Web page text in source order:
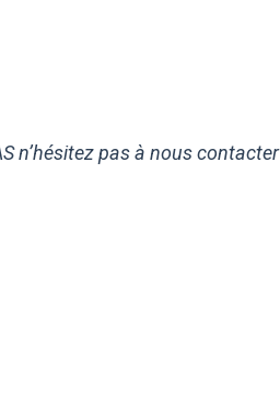
n’hésitez pas à nous contacter